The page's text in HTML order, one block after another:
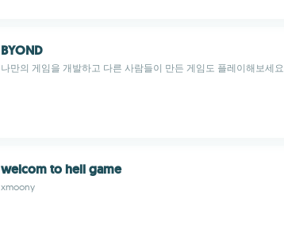
BYOND
나만의 게임을 개발하고 다른 사람들이 만든 게임도 플레이해보세요
welcom to hell game
xmoony